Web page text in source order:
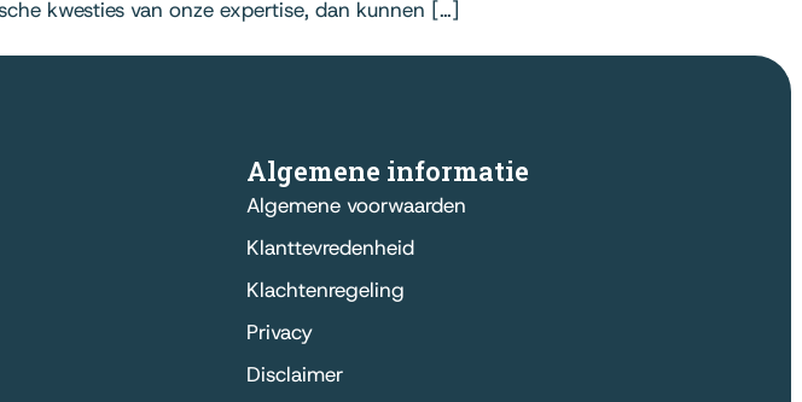
kwesties van onze expertise, dan kunnen […]
Algemene informatie
Algemene voorwaarden
Klanttevredenheid
Klachtenregeling
Privacy
Disclaimer